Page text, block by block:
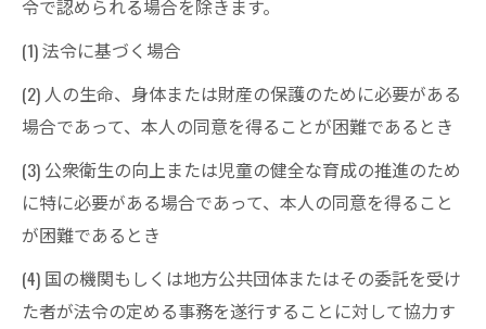
令で認められる場合を除きます。
(1) 法令に基づく場合
(2) 人の生命、身体または財産の保護のために必要がある
場合であって、本人の同意を得ることが困難であるとき
(3) 公衆衛生の向上または児童の健全な育成の推進のため
に特に必要がある場合であって、本人の同意を得ること
が困難であるとき
(4) 国の機関もしくは地方公共団体またはその委託を受け
た者が法令の定める事務を遂行することに対して協力す